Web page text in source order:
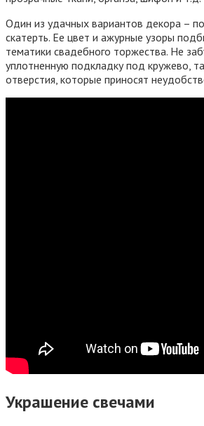
Один из удачных вариантов декора –
скатерть. Ее цвет и ажурные узоры
тематики свадебного торжества. Не
уплотненную подкладку под кружево,
отверстия, которые приносят
Украшение свечами